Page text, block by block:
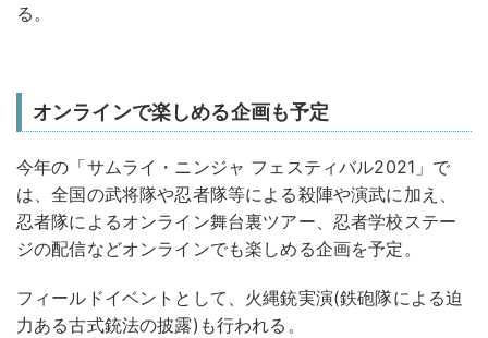
る。
オンラインで楽しめる企画も予定
今年の「サムライ・ニンジャ フェスティバル2021」で
は、全国の武将隊や忍者隊等による殺陣や演武に加え、
忍者隊によるオンライン舞台裏ツアー、忍者学校ステー
ジの配信などオンラインでも楽しめる企画を予定。
フィールドイベントとして、火縄銃実演(鉄砲隊による迫
力ある古式銃法の披露)も行われる。